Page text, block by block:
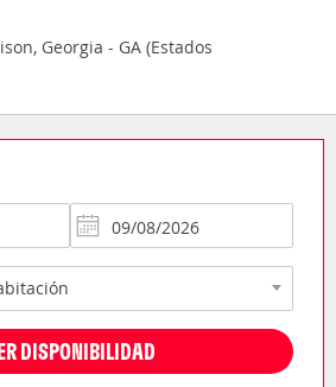
Georgia - GA (Estados
DISPONIBILIDAD